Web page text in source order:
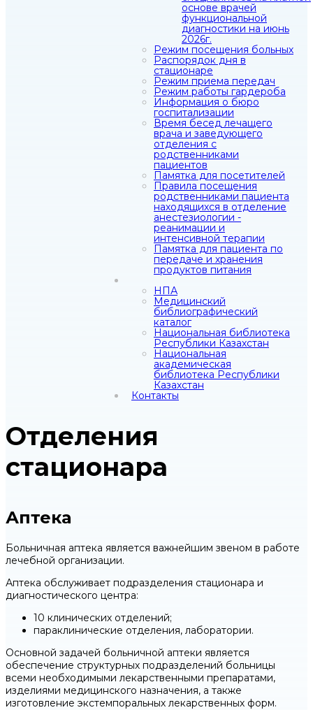
основе врачей
функциональной
диагностики на июнь
2026г.
Режим посещения больных
Распорядок дня в
стационаре
Режим приема передач
Режим работы гардероба
Информация о бюро
госпитализации
Время бесед лечащего
врача и заведующего
отделения с
родственниками
пациентов
Памятка для посетителей
Правила посещения
родственниками пациента
находящихся в отделение
анестезиологии -
реанимации и
интенсивной терапии
Памятка для пациента по
передаче и хранения
продуктов питания
НПА
Медицинский
библиографический
каталог
Национальная библиотека
Республики Казахстан
Национальная
академическая
библиотека Республики
Казахстан
Контакты
Отделения
стационара
Аптека
Больничная аптека является важнейшим звеном в работе
лечебной организации.
Аптека обслуживает подразделения стационара и
диагностического центра:
10 клинических отделений;
параклинические отделения, лаборатории.
Основной задачей больничной аптеки является
обеспечение структурных подразделений больницы
всеми необходимыми лекарственными препаратами,
изделиями медицинского назначения, а также
изготовление экстемпоральных лекарственных форм.